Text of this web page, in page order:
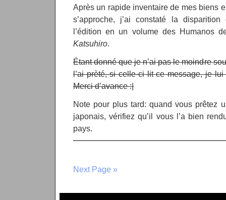
Après un rapide inventaire de mes biens
s’approche, j’ai constaté la
l’édition en un volume des Humanos
Katsuhiro.
Étant donné que je n’ai pas le moindre
l’ai prèté, si celle-ci lit ce message, je
Merci d’avance :|
Note pour plus tard: quand vous prêtez
japonais, vérifiez qu’il vous l’a bien
pays.
Next Page »